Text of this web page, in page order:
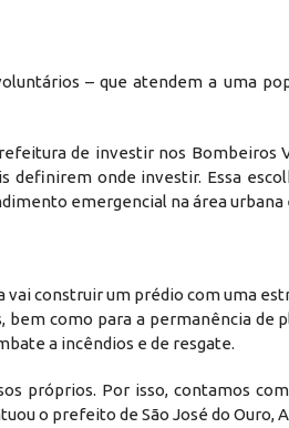
– que atendem a uma
de investir nos Bombeiros
definirem onde investir. Essa
emergencial na área urbana
construir um prédio com uma
bem como para a permanência de
a incêndios e de resgate.
próprios. Por isso, contamos
o prefeito de São José do Ouro,